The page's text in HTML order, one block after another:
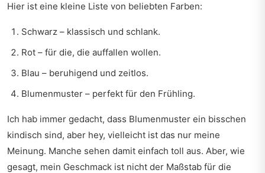
Hier ist eine kleine Liste von beliebten Farben:
Schwarz – klassisch und schlank.
Rot – für die, die auffallen wollen.
Blau – beruhigend und zeitlos.
Blumenmuster – perfekt für den Frühling.
Ich hab immer gedacht, dass Blumenmuster ein bisschen
kindisch sind, aber hey, vielleicht ist das nur meine
Meinung. Manche sehen damit einfach toll aus. Aber, wie
gesagt, mein Geschmack ist nicht der Maßstab für die